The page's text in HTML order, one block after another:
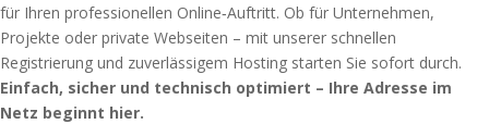
für Ihren professionellen Online‑Auftritt. Ob für Unternehmen,
Projekte oder private Webseiten – mit unserer schnellen
Registrierung und zuverlässigem Hosting starten Sie sofort durch.
Einfach, sicher und technisch optimiert – Ihre Adresse im
Netz beginnt hier.